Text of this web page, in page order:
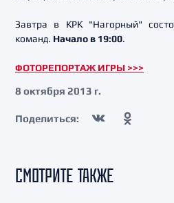
Завтра в КРК "Нагорный"
команд. Начало в 19:00.
ФОТОРЕПОРТАЖ ИГРЫ >>>
8 октября 2013 г.
Поделиться:
СМОТРИТЕ ТАКЖЕ